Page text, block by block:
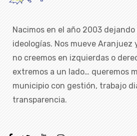
Nacimos en el año 2003 dejando
ideologías. Nos mueve Aranjuez
no creemos en izquierdas o
extremos a un lado… queremos
municipio con gestión, trabajo
transparencia.